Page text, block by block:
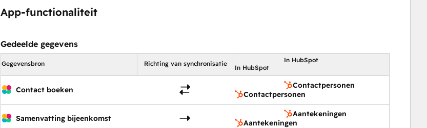
App-functionaliteit
Gedeelde gegevens
Gegevensbron Richting van synchronisatie
In HubSpot
In HubSpot
Contact boeken
Contactpersonen
Contactpersonen
Samenvatting bijeenkomst
Aantekeningen
Aantekeningen